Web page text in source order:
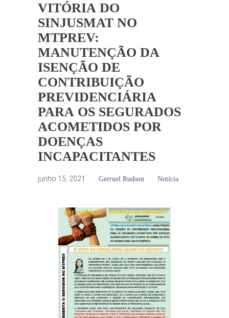
VITÓRIA DO
SINJUSMAT NO
MTPREV:
MANUTENÇÃO DA
ISENÇÃO DE
CONTRIBUIÇÃO
PREVIDENCIÁRIA
PARA OS SEGURADOS
ACOMETIDOS POR
DOENÇAS
INCAPACITANTES
junho 15, 2021 Gerruel Rudson Notícia